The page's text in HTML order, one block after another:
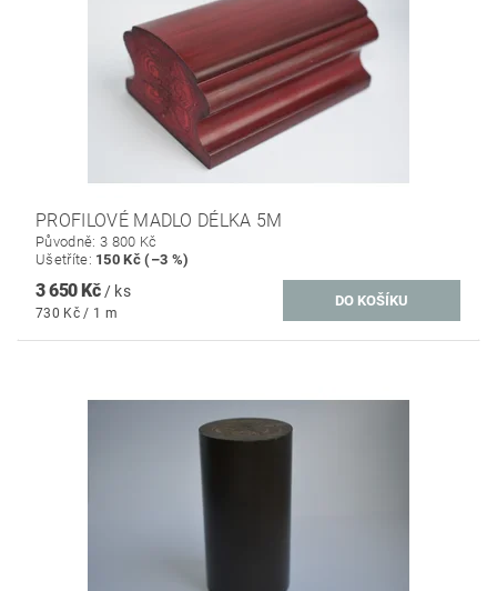
PROFILOVÉ MADLO DÉLKA 5M
Původně: 3 800 Kč
Ušetříte: 150 Kč (–3 %)
3 650 Kč / ks
730 Kč / 1 m